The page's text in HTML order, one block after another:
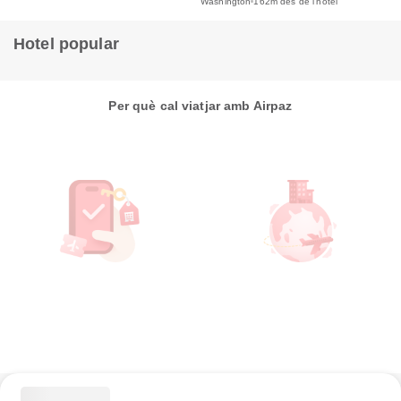
Hotel popular
Per què cal viatjar amb Airpaz